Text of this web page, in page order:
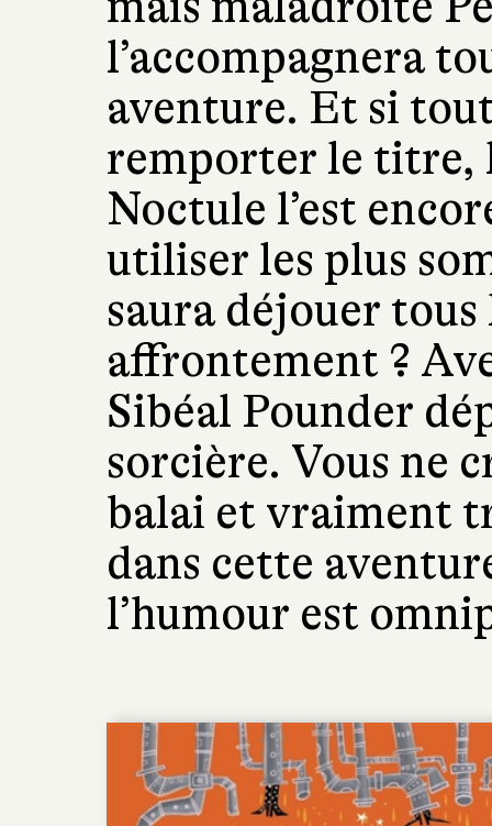
l’accompagnera
aventure. Et si
remporter le titre,
Noctule l’est
utiliser les plus
saura déjouer tous
affrontement ?
Sibéal Pounder
sorcière. Vous ne
balai et vraiment
dans cette
l’humour est